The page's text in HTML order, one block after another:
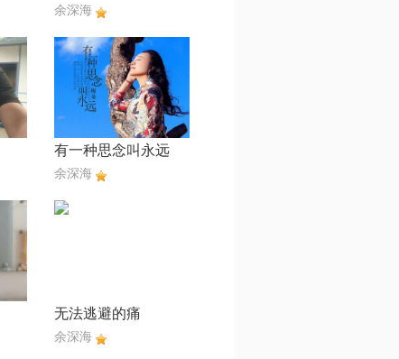
余深海
有一种思念叫永远
余深海
无法逃避的痛
余深海